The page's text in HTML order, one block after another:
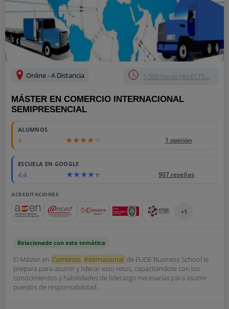
Online - A Distancia 1.500 horas (60 ECTS...
MÁSTER EN COMERCIO INTERNACIONAL
SEMIPRESENCIAL
ALUMNOS
4 1 opinión
ESCUELA EN GOOGLE
4.4 907 reseñas
ACREDITACIONES
+1
Relacionado con esta temática
El Máster en Comercio Internacional de EUDE Business School te
prepara para asumir y liderar esto retos, capacitándote con los
conocimientos y habilidades de liderazgo necesarias para asumir
puestos de responsabilidad...